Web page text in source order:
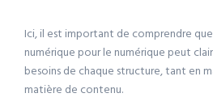
Ici, il est important de comprendre
numérique pour le numérique peut
besoins de chaque structure, tant en
matière de contenu.